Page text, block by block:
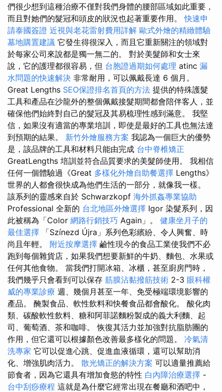
們很少想到這種治療不僅對我們身體的腰部區域如此重要，
而且對她們的髮冠和頭皮的狀況也起著重要作用。快速申
請泰國簽證 近視與老花雷射費用詳解 歐式外燴的精緻體驗
墓地購置建議 它發生得很深入，而且它重新關注的領域對
於每家公司來說都是獨一無二的。 對於美髮師和女士來
說，它的護理都很容易，但 台胞證過期如何處理 atinc 漏
水問題的快速解決 非常耐用，可以佩戴長達 6 個月。
Great Lengths SEO保證排名首頁的方法 提供的特殊護髮
工具和產品在沙龍外的整個佩戴接髮期間都會陪伴客人，並
確保他們始終對自己的髮冠及其易梳理性感到滿意。 我堅
信，如果沒有適當的專業培訓，即使是最好的工具也無法達
到預期的結果。 新竹外燴服務方案 我認為一個巨大的優勢
是，該品牌的工具和材料只能由完成 台中脊椎矯正
GreatLengths 培訓並符合品質要求的美髮師使用。 我相信
任何一個體驗過《Great 多樣化外燴自助餐選擇 Lengths》
世界的人都會很快成為他們生活的一部分，就像我一樣。
該系列的靈感來自於 Schwarzkopf 海外抓姦專業協助
Professional 全新的 台北地區外燴選擇 Igor 染髮系列，因
此被稱為「Color 網路行銷技巧 Again」。 健康坐月子的
最佳選擇 「Színezd Újra」系列色彩繽紛、令人興奮、時
尚且年輕。 附近按摩選擇 鹼性現今的食品工業使我們不必
跑到每個雜貨店，如果我們想要新鮮的牛奶、麵包、水果或
任何其他食物。 當我們打開冰箱、冰櫃，甚至廚房門時，
我們幾乎只會看到可以保存 筋膜沾黏撥筋技術 2-3 眼科權
威的專業診療 週、幾個月甚至一年、免受極端環境影響的
產品。 醃製食品、軟性飲料和快餐食品都會酸化。 酸化肉
類、碳酸軟性飲料、糖和阿菲諾麵粉製成的義大利麵、起
司、葡萄酒、茶和咖啡。 恢復其活力並加強對抗脂肪團的
作用，但它還可以根據顏色改善最多樣化的問題。 冷氣清
洗專家 它可以促進心跳、促進血液循環，還可以幫助消
化、增強肌肉活力。 散光矯正的解決方案 可以適量推薦給
節食者，因為它還具有增加食慾的特性 白內障治療選擇 -
台中刮痧療程 這就是為什麼它經常出現在餐廳和酒吧中，